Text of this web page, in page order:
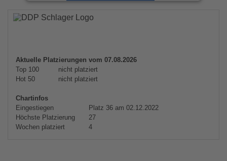
Akzeptieren
powered by
Aktuelle Platzierungen vom 07.08.2026
Top 100
nicht platziert
Hot 50
nicht platziert
Chartinfos
Eingestiegen
Platz 36 am 02.12.2022
Höchste Platzierung
27
Wochen platziert
4